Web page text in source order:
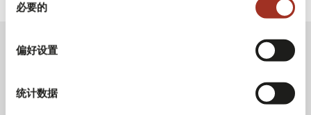
必要的
偏好设置
统计数据